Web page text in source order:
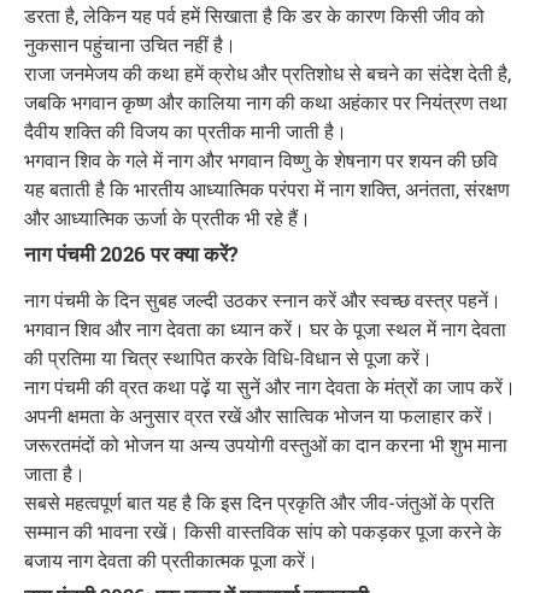
डरता है, लेकिन यह पर्व हमें सिखाता है कि डर के कारण किसी जीव को
नुकसान पहुंचाना उचित नहीं है।
राजा जनमेजय की कथा हमें क्रोध और प्रतिशोध से बचने का संदेश देती है,
जबकि भगवान कृष्ण और कालिया नाग की कथा अहंकार पर नियंत्रण तथा
दैवीय शक्ति की विजय का प्रतीक मानी जाती है।
भगवान शिव के गले में नाग और भगवान विष्णु के शेषनाग पर शयन की छवि
यह बताती है कि भारतीय आध्यात्मिक परंपरा में नाग शक्ति, अनंतता, संरक्षण
और आध्यात्मिक ऊर्जा के प्रतीक भी रहे हैं।
नाग पंचमी 2026 पर क्या करें?
नाग पंचमी के दिन सुबह जल्दी उठकर स्नान करें और स्वच्छ वस्त्र पहनें।
भगवान शिव और नाग देवता का ध्यान करें। घर के पूजा स्थल में नाग देवता
की प्रतिमा या चित्र स्थापित करके विधि-विधान से पूजा करें।
नाग पंचमी की व्रत कथा पढ़ें या सुनें और नाग देवता के मंत्रों का जाप करें।
अपनी क्षमता के अनुसार व्रत रखें और सात्विक भोजन या फलाहार करें।
जरूरतमंदों को भोजन या अन्य उपयोगी वस्तुओं का दान करना भी शुभ माना
जाता है।
सबसे महत्वपूर्ण बात यह है कि इस दिन प्रकृति और जीव-जंतुओं के प्रति
सम्मान की भावना रखें। किसी वास्तविक सांप को पकड़कर पूजा करने के
बजाय नाग देवता की प्रतीकात्मक पूजा करें।